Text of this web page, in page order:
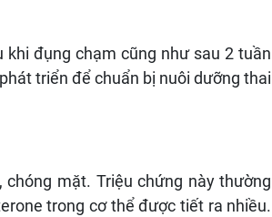
đụng chạm cũng như sau 2 tuần
triển để chuẩn bị nuôi dưỡng thai
mặt. Triệu chứng này thường
trong cơ thể được tiết ra nhiều.